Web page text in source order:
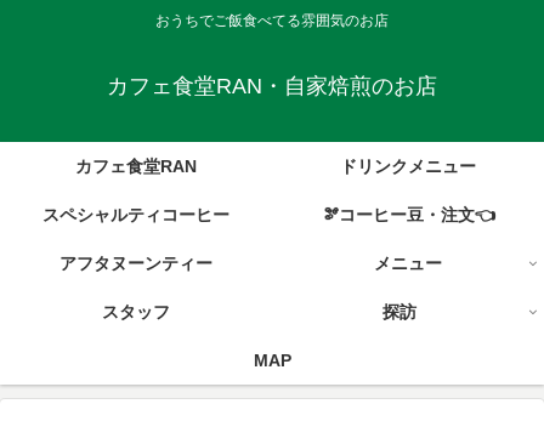
おうちでご飯食べてる雰囲気のお店
カフェ食堂RAN・自家焙煎のお店
カフェ食堂RAN ドリンクメニュー
スペシャルティコーヒー 🫘コーヒー豆・注文👈
アフタヌーンティー メニュー
スタッフ 探訪
MAP